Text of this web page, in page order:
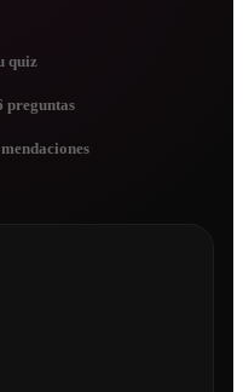
quiz
preguntas